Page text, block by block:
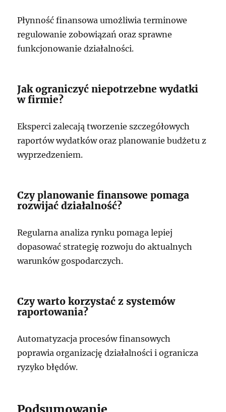
Płynność finansowa umożliwia terminowe
regulowanie zobowiązań oraz sprawne
funkcjonowanie działalności.
Jak ograniczyć niepotrzebne wydatki
w firmie?
Eksperci zalecają tworzenie szczegółowych
raportów wydatków oraz planowanie budżetu z
wyprzedzeniem.
Czy planowanie finansowe pomaga
rozwijać działalność?
Regularna analiza rynku pomaga lepiej
dopasować strategię rozwoju do aktualnych
warunków gospodarczych.
Czy warto korzystać z systemów
raportowania?
Automatyzacja procesów finansowych
poprawia organizację działalności i ogranicza
ryzyko błędów.